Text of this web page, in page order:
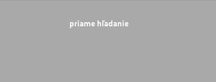
priame hľadanie